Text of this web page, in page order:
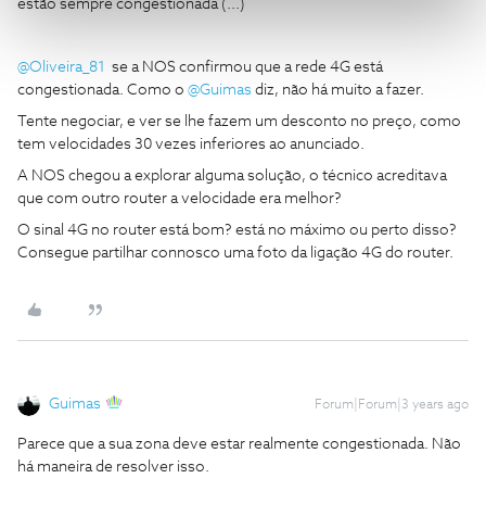
estão sempre congestionada (...)
@Oliveira_81
se a NOS confirmou que a rede 4G está
congestionada. Como o @Guimas diz, não há muito a fazer.
Tente negociar, e ver se lhe fazem um desconto no preço, como
tem velocidades 30 vezes inferiores ao anunciado.
A NOS chegou a explorar alguma solução, o técnico acreditava
que com outro router a velocidade era melhor?
O sinal 4G no router está bom? está no máximo ou perto disso?
Consegue partilhar connosco uma foto da ligação 4G do router.
Guimas Forum|Forum|3 years ago
Parece que a sua zona deve estar realmente congestionada. Não
há maneira de resolver isso.